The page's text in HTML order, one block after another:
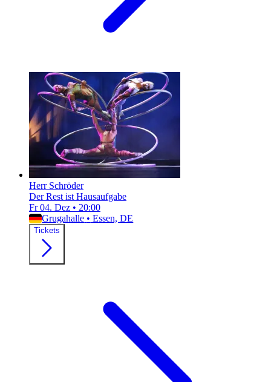
Herr Schröder
Der Rest ist Hausaufgabe
Fr 04. Dez • 20:00
Grugahalle • Essen, DE
Tickets